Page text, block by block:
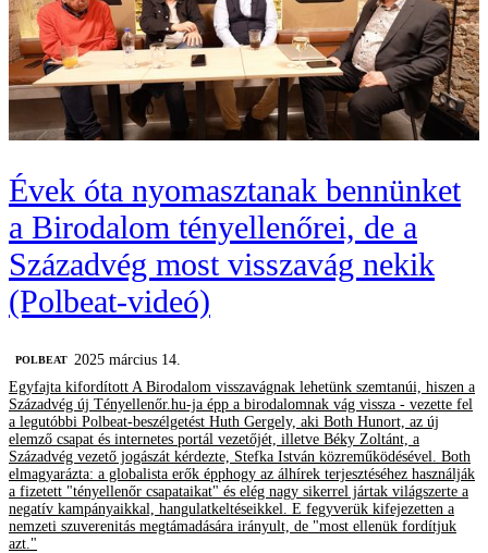
Évek óta nyomasztanak bennünket
a Birodalom tényellenőrei, de a
Századvég most visszavág nekik
(Polbeat-videó)
‎POLBEAT
2025 március 14.
Egyfajta kifordított A Birodalom visszavágnak lehetünk szemtanúi, hiszen a
Századvég új Tényellenőr.hu-ja épp a birodalomnak vág vissza - vezette fel
a legutóbbi Polbeat-beszélgetést Huth Gergely, aki Both Hunort, az új
elemző csapat és internetes portál vezetőjét, illetve Béky Zoltánt, a
Századvég vezető jogászát kérdezte, Stefka István közreműködésével. Both
elmagyarázta: a globalista erők épphogy az álhírek terjesztéséhez használják
a fizetett "tényellenőr csapataikat" és elég nagy sikerrel jártak világszerte a
negatív kampányaikkal, hangulatkeltéseikkel. E fegyverük kifejezetten a
nemzeti szuverenitás megtámadására irányult, de "most ellenük fordítjuk
azt."